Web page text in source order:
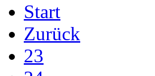
Start
Zurück
23